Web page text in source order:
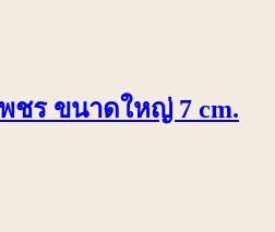
ชร ขนาดใหญ่ 7 cm.